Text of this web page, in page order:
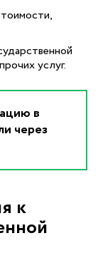
услуг.
в
через
к